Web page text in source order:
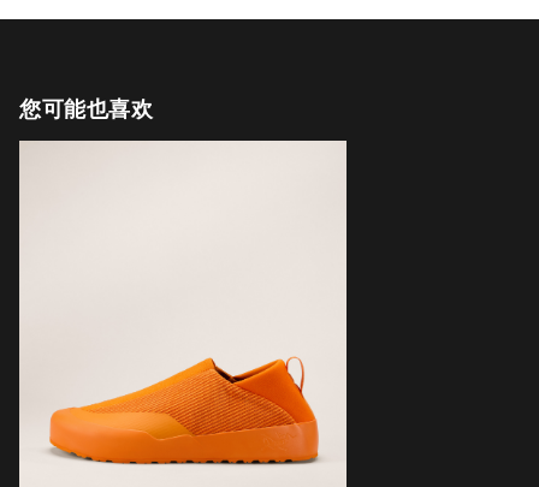
您可能也喜欢